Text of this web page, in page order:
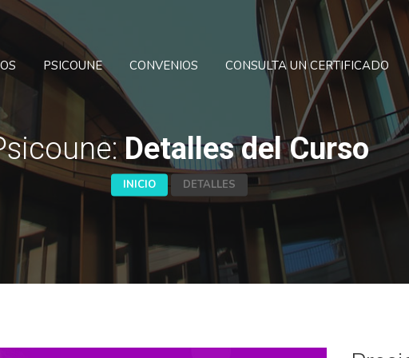
PSICOUNE CONVENIOS CONSULTA UN CERTIFICADO
Detalles del Curso
INICIO DETALLES